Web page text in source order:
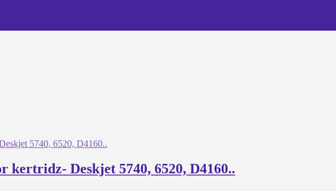
kertridz- Deskjet 5740, 6520, D4160..